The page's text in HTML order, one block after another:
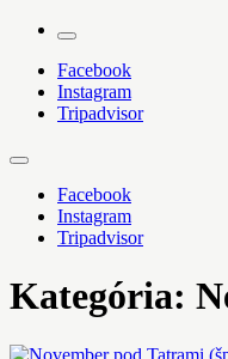
More
Facebook
Instagram
Tripadvisor
Facebook
Instagram
Tripadvisor
Kategória: